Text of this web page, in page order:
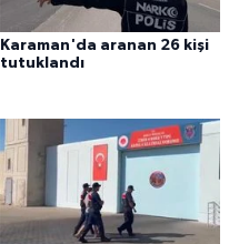
Karaman'da aranan 26 kişi
tutuklandı